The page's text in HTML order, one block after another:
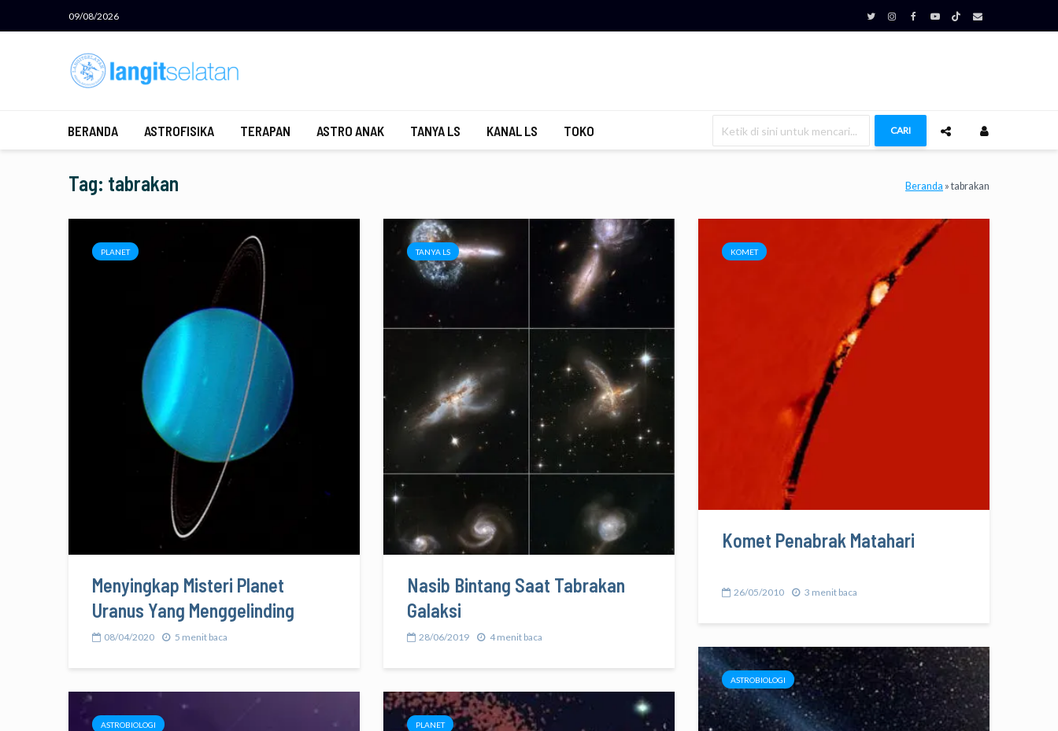
09/08/2026
BERANDA ASTROFISIKA TERAPAN ASTRO ANAK TANYA LS KANAL LS TOKO CARI
Tag: tabrakan Beranda » tabrakan
PLANET
Menyingkap Misteri Planet
Uranus Yang Menggelinding
08/04/2020 5 menit baca
TANYA LS
Nasib Bintang Saat Tabrakan
Galaksi
28/06/2019 4 menit baca
KOMET
Komet Penabrak Matahari
26/05/2010 3 menit baca
ASTROBIOLOGI
ASTROBIOLOGI PLANET